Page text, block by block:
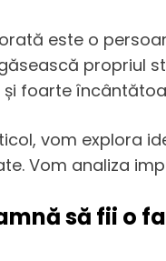
este o
propriul
și foarte
vom explora
Vom analiza
să fii o